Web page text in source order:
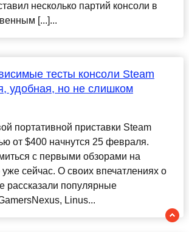
несколько партий консоли в
[...]...
тесты консоли Steam
удобная, но не слишком
портативной приставки Steam
от $400 начнутся 25 февраля.
с первыми обзорами на
сейчас. О своих впечатлениях о
рассказали популярные
Linus...